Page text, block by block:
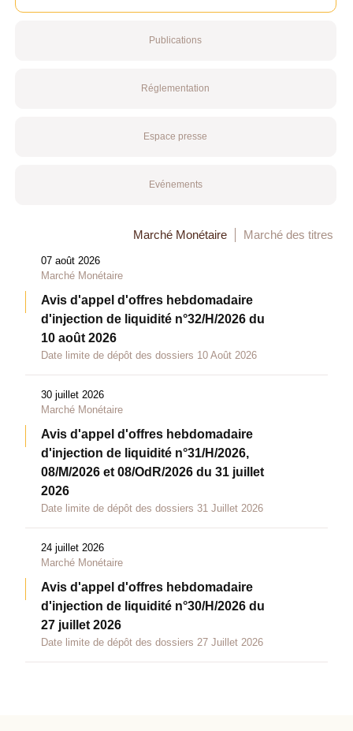
Publications
Réglementation
Espace presse
Evénements
Marché Monétaire Marché des titres
07 août 2026
Marché Monétaire
Avis d'appel d'offres hebdomadaire
d'injection de liquidité n°32/H/2026 du
10 août 2026
Date limite de dépôt des dossiers 10 Août 2026
30 juillet 2026
Marché Monétaire
Avis d'appel d'offres hebdomadaire
d'injection de liquidité n°31/H/2026,
08/M/2026 et 08/OdR/2026 du 31 juillet
2026
Date limite de dépôt des dossiers 31 Juillet 2026
24 juillet 2026
Marché Monétaire
Avis d'appel d'offres hebdomadaire
d'injection de liquidité n°30/H/2026 du
27 juillet 2026
Date limite de dépôt des dossiers 27 Juillet 2026